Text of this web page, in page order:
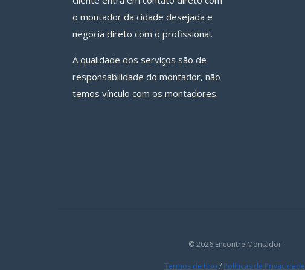
o montador da cidade desejada e
negocia direto com o profissional.
A qualidade dos serviços são de
responsabilidade do montador, não
temos vínculo com os montadores.
© 2026 Encontre Montador
Termos de Uso / Políticas de Privacidade